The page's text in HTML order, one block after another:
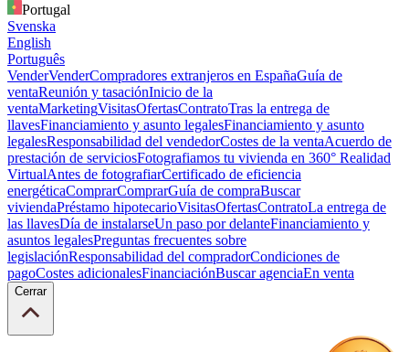
Portugal
Svenska
English
Português
VenderVenderCompradores extranjeros en EspañaGuía de
ventaReunión y tasaciónInicio de la
ventaMarketingVisitasOfertasContratoTras la entrega de
llavesFinanciamiento y asunto legalesFinanciamiento y asunto
legalesResponsabilidad del vendedorCostes de la ventaAcuerdo de
prestación de serviciosFotografiamos tu vivienda en 360° Realidad
VirtualAntes de fotografiarCertificado de eficiencia
energéticaComprarComprarGuía de compraBuscar
viviendaPréstamo hipotecarioVisitasOfertasContratoLa entrega de
las llavesDía de instalarseUn paso por delanteFinanciamiento y
asuntos legalesPreguntas frecuentes sobre
legislaciónResponsabilidad del compradorCondiciones de
pagoCostes adicionalesFinanciaciónBuscar agenciaEn venta
Cerrar